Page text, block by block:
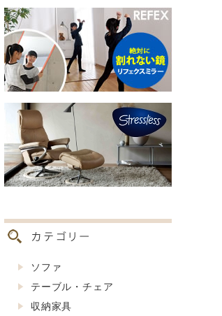
ソファ
テーブル・チェア
収納家具